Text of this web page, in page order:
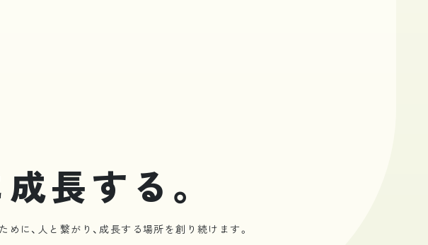
長する。
めに、 人と繋がり、成長する場所を創り続けます。